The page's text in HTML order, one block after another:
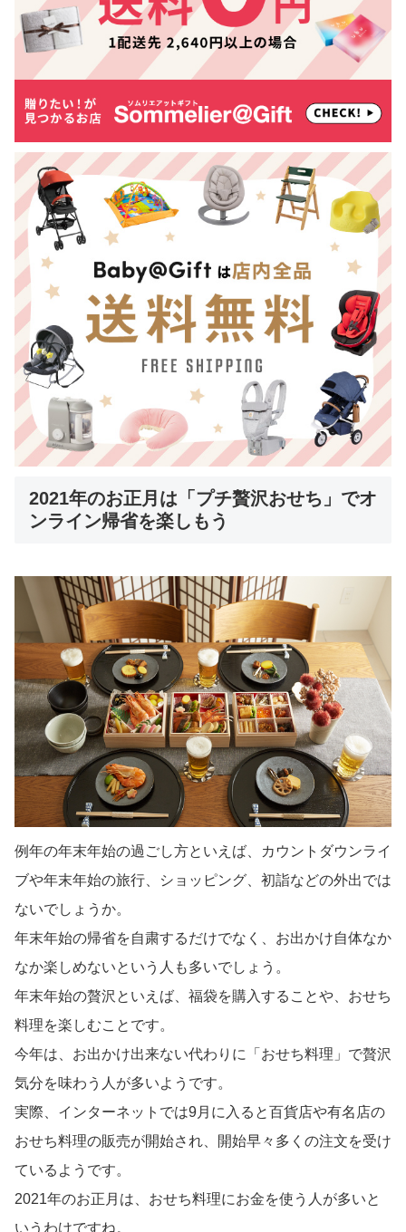
2021年のお正月は「プチ贅沢おせち」でオ
ンライン帰省を楽しもう
例年の年末年始の過ごし方といえば、カウントダウンライ
ブや年末年始の旅行、ショッピング、初詣などの外出では
ないでしょうか。
年末年始の帰省を自粛するだけでなく、お出かけ自体なか
なか楽しめないという人も多いでしょう。
年末年始の贅沢といえば、福袋を購入することや、おせち
料理を楽しむことです。
今年は、お出かけ出来ない代わりに「おせち料理」で贅沢
気分を味わう人が多いようです。
実際、インターネットでは9月に入ると百貨店や有名店の
おせち料理の販売が開始され、開始早々多くの注文を受け
ているようです。
2021年のお正月は、おせち料理にお金を使う人が多いと
いうわけですね。